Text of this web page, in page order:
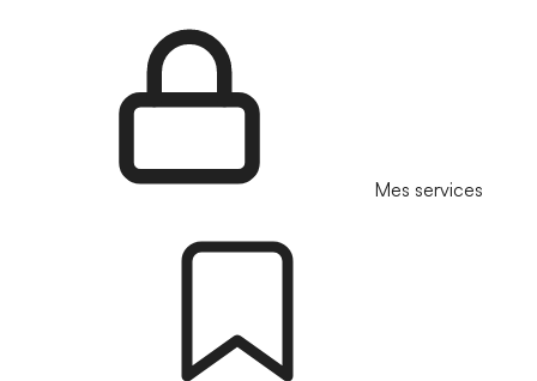
Mes services